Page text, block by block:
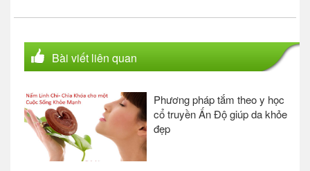
Bài viết liên quan
Phương pháp tắm theo y học
cổ truyền Ấn Độ giúp da khỏe
đẹp